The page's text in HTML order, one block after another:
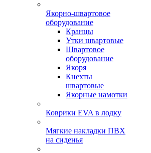
Якорно-швартовое
оборудование
Кранцы
Утки швартовые
Швартовое
оборудование
Якоря
Кнехты
швартовые
Якорные намотки
Коврики EVA в лодку
Мягкие накладки ПВХ
на сиденья